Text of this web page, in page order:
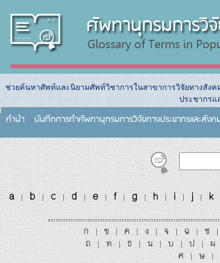
ช่วยค้นหาศัพท์และนิยามศัพท์วิชาการในสาขาการวิจัยทางสัง
ประชากรแ
คำนำ บันทึกการทําศัพทานุกรมการวิจัยทางประชากรและสัง
a | b | c | d | e | f | g | h | i | j | k
ก | ข | ค | ง | จ | ฉ | ช |
ถ | ท | ธ | น | บ | ป |
ผ
ศ
| ษ |